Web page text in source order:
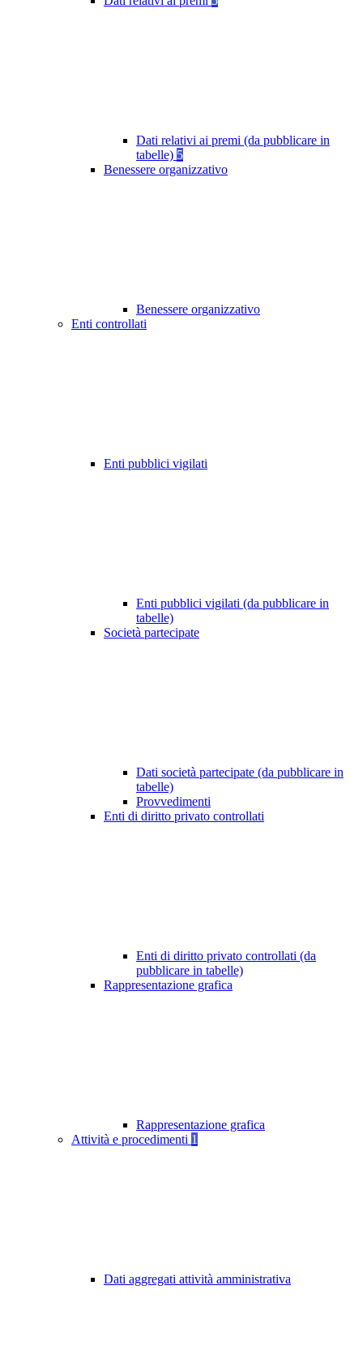
Dati relativi ai premi (da pubblicare in
tabelle) 5
Benessere organizzativo
Benessere organizzativo
Enti controllati
Enti pubblici vigilati
Enti pubblici vigilati (da pubblicare in
tabelle)
Società partecipate
Dati società partecipate (da pubblicare in
tabelle)
Provvedimenti
Enti di diritto privato controllati
Enti di diritto privato controllati (da
pubblicare in tabelle)
Rappresentazione grafica
Rappresentazione grafica
Attività e procedimenti 1
Dati aggregati attività amministrativa